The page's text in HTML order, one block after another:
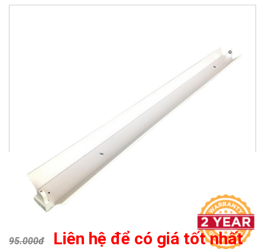
95.000đ Liên hệ để có giá tốt nhất